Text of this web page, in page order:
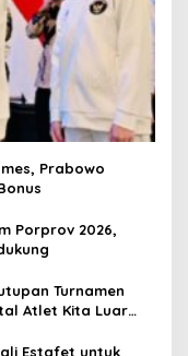
Prabowo
Porprov 2026,
Turnamen
Atlet Kita Luar
Estafet untuk